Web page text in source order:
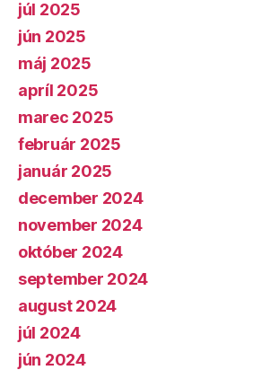
júl 2025
jún 2025
máj 2025
apríl 2025
marec 2025
február 2025
január 2025
december 2024
november 2024
október 2024
september 2024
august 2024
júl 2024
jún 2024